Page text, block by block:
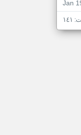
Jan